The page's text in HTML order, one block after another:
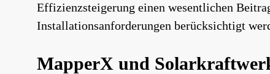
Effizienzsteigerung einen wesentlichen
Installationsanforderungen berücksichtigt
MapperX und